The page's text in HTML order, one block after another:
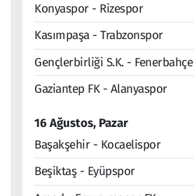
Konyaspor - Rizespor
Kasımpaşa - Trabzonspor
Gençlerbirliği S.K. - Fenerbahçe
Gaziantep FK - Alanyaspor
16 Ağustos, Pazar
Başakşehir - Kocaelispor
Beşiktaş - Eyüpspor